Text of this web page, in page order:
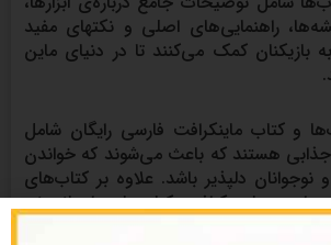
راهنمایی‌های اصلی و نکتهای مفید
بازیکنان کمک می‌کنند تا در دنیای ماین
و کتاب ماینکرافت فارسی رایگان شامل
جذابی هستند که باعث می‌شوند که خواندن
نوجوانان دلپذیر باشد. علاوه بر کتاب‌های
به ماین کرافت، کتاب‌های داستانی نیز